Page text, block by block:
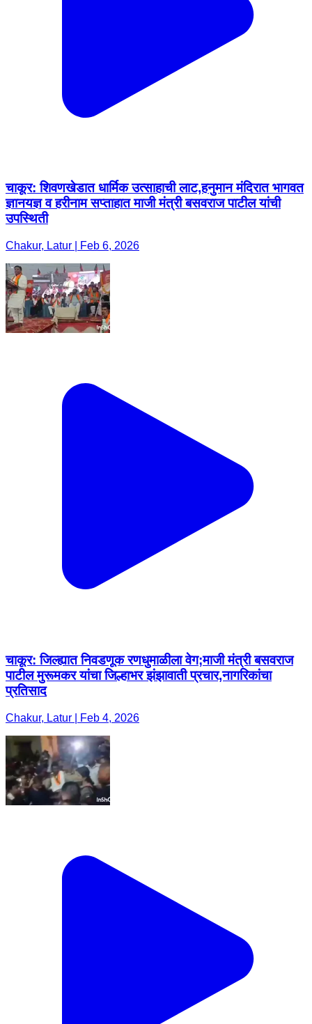
चाकूर: शिवणखेडात धार्मिक उत्साहाची लाट,हनुमान मंदिरात भागवत
ज्ञानयज्ञ व हरीनाम सप्ताहात माजी मंत्री बसवराज पाटील यांची
उपस्थिती
Chakur, Latur | Feb 6, 2026
चाकूर: जिल्ह्यात निवडणूक रणधुमाळीला वेग;माजी मंत्री बसवराज
पाटील मुरूमकर यांचा जिल्हाभर झंझावाती प्रचार,नागरिकांचा
प्रतिसाद
Chakur, Latur | Feb 4, 2026